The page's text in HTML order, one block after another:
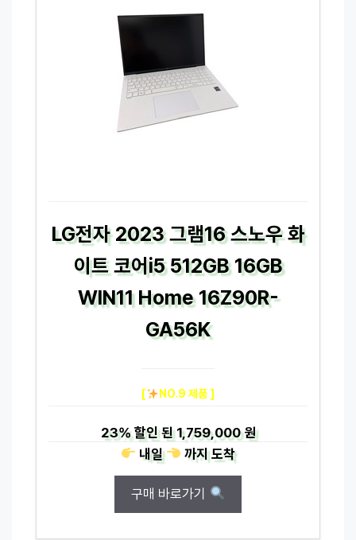
LG전자 2023 그램16 스노우 화
이트 코어i5 512GB 16GB
WIN11 Home 16Z90R-
GA56K
[ NO.9 제품 ]
23%할인 된1,759,000 원
내일
까지도착
구매 바로가기